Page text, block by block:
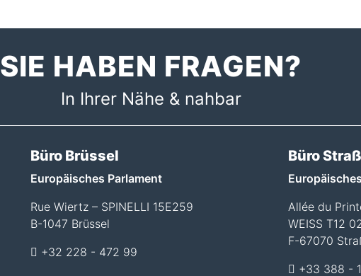
SIE HABEN FRAGEN?
In Ihrer Nähe & nahbar
Büro Brüssel
Europäisches Parlament
Rue Wiertz – SPINELLI 15E259
B-1047 Brüssel
+32 228 - 472 99
Büro
Allée du
WEISS T12
F-67070
+33 388 -